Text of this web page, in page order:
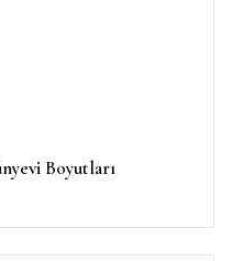
Boyutları